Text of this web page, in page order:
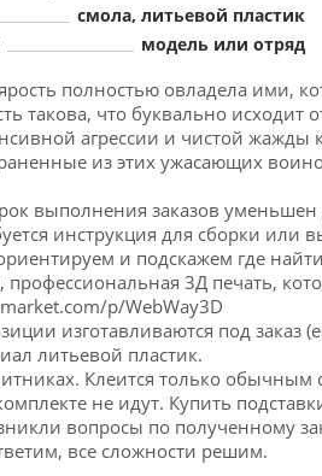
смола, литьевой пластик
модель или отряд
полностью овладела ими,
такова, что буквально
агрессии и чистой
из этих ужасающих
выполнения заказов уменьшен
инструкция для сборки
и подскажем где
профессиональная 3Д печать,
p/WebWay3D
изготавливаются под заказ
литьевой пластик.
Клеится только обычным
не идут. Купить
вопросы по полученному
все сложности решим.